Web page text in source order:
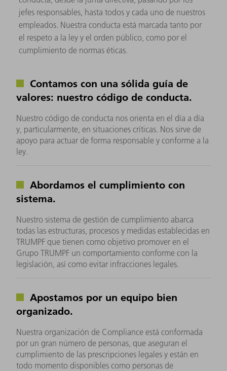
jefes responsables, hasta todos y cada uno de nuestros
empleados. Nuestra conducta está marcada tanto por
el respeto a la ley y el orden público, como por el
cumplimiento de normas éticas.
Contamos con una sólida guía de
valores: nuestro código de conducta.
Nuestro código de conducta nos orienta en el día a día
y, particularmente, en situaciones críticas. Nos sirve de
apoyo para actuar de forma responsable y conforme a la
ley.
Abordamos el cumplimiento con
sistema.
Nuestro sistema de gestión de cumplimiento abarca
todas las estructuras, procesos y medidas establecidas en
TRUMPF que tienen como objetivo promover en el
Grupo TRUMPF un comportamiento conforme con la
legislación, así como evitar infracciones legales.
Apostamos por un equipo bien
organizado.
Nuestra organización de Compliance está conformada
por un gran número de personas, que aseguran el
cumplimiento de las prescripciones legales y están en
todo momento disponibles como personas de